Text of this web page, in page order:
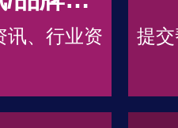
讯、行业资
提